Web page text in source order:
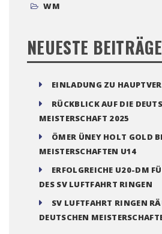
WM
NEUESTE BEITRÄGE
EINLADUNG ZU
RÜCKBLICK AUF DIE
MEISTERSCHAFT 2025
ÖMER ÜNEY HOLT GOLD
MEISTERSCHAFTEN U14
ERFOLGREICHE U20-DM
DES SV LUFTFAHRT RINGEN
SV LUFTFAHRT RINGEN
DEUTSCHEN